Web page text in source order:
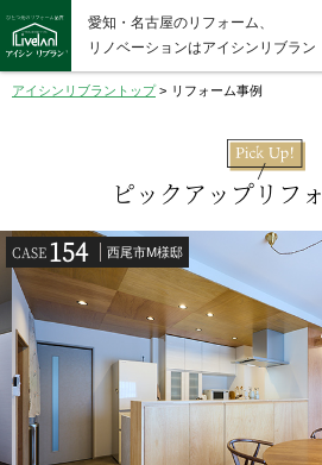
愛知・名古屋のリフォーム、
リノベーションはアイシンリブラン
アイシンリブラントップ> リフォーム事例
ピックアップリフ
CASE154 西尾市M様邸